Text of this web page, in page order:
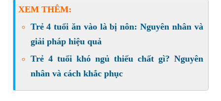
XEM THÊM:
Trẻ 4 tuổi ăn vào là bị nôn: Nguyên nhân và
giải pháp hiệu quả
Trẻ 4 tuổi khó ngủ thiếu chất gì? Nguyên
nhân và cách khắc phục